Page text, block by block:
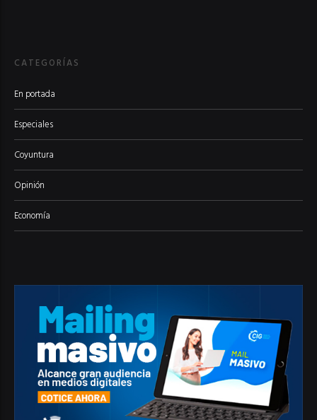
CATEGORÍAS
En portada
Especiales
Coyuntura
Opinión
Economía